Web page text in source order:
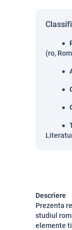
(ro,
Descriere
Prezenta
studiul
elemente